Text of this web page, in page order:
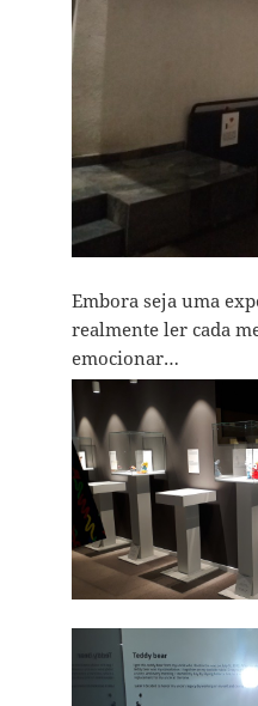
Embora seja uma
realmente ler cada
emocionar…